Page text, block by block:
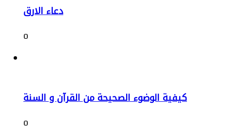
دعاء الارق
0
كيفية الوضوء الصحيحة من القرآن و السنة
0